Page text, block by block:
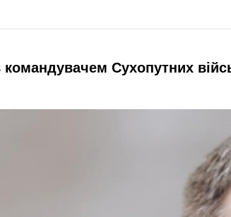
Сухопутних